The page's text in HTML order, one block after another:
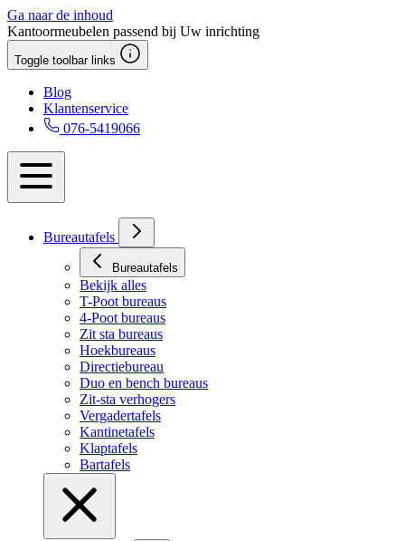
Ga naar de inhoud
Kantoormeubelen passend bij Uw inrichting
Toggle toolbar links
Blog
Klantenservice
076-5419066
Bureautafels
Bureautafels
Bekijk alles
T-Poot bureaus
4-Poot bureaus
Zit sta bureaus
Hoekbureaus
Directiebureau
Duo en bench bureaus
Zit-sta verhogers
Vergadertafels
Kantinetafels
Klaptafels
Bartafels